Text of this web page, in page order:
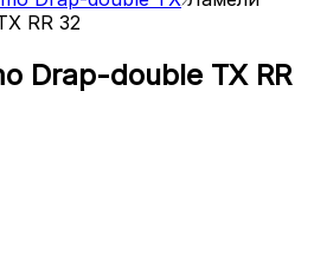
RR 32
Drap-double TX RR